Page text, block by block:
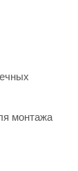
монтажа